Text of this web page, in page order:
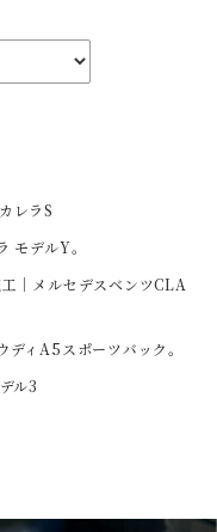
レラS
モデルY。
｜メルセデスベンツCLA
ィA5スポーツバック。
ル3